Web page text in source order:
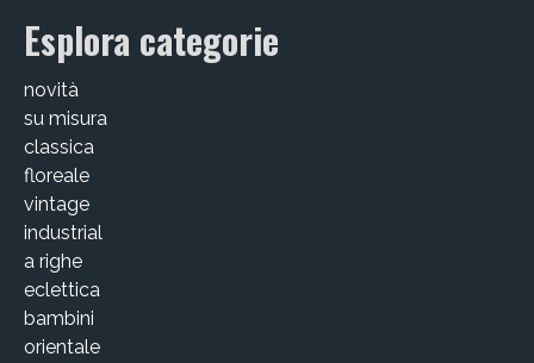
Esplora categorie
novità
su misura
classica
floreale
vintage
industrial
a righe
eclettica
bambini
orientale